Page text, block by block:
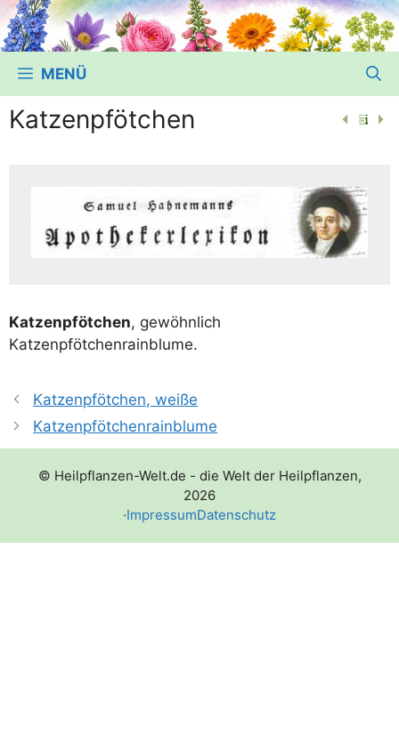
MENÜ
Katzenpfötchen
Kat­zen­pföt­chen, gewöhn­lich
Katzenpfötchenrainblume.
Katzenpfötchen, weiße
Katzenpfötchenrainblume
© Heilpflanzen-Welt.de - die Welt der Heilpflanzen,
2026
·ImpressumDatenschutz